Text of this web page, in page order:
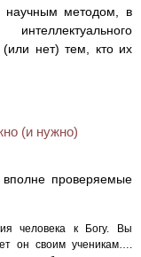
методом, в
нет) тем, кто их
(и нужно)
вполне проверяемые
человека к Богу. Вы
он своим ученикам….